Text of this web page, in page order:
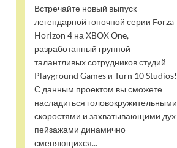
Встречайте новый выпуск
легендарной гоночной серии Forza
Horizon 4 на XBOX One,
разработанный группой
талантливых сотрудников студий
Playground Games и Turn 10 Studios!
С данным проектом вы сможете
насладиться головокружительными
скоростями и захватывающими дух
пейзажами динамично
сменяющихся...